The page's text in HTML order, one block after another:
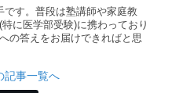
す。普段は塾講師や家庭教
に医学部受験)に携わっており
の答えをお届けできればと思
記事一覧へ